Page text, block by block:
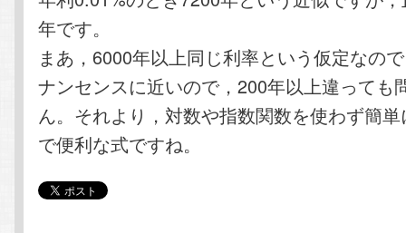
年です。
まあ，6000年以上同じ利率という仮定なの
ナンセンスに近いので，200年以上違っても
ん。それより，対数や指数関数を使わず簡
で便利な式ですね。